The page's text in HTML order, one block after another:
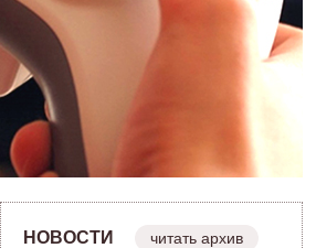
НОВОСТИ читать архив